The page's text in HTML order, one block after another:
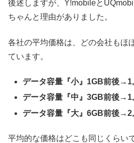
後述しますが、Y!mobileと
ちゃんと理由がありました。
各社の平均価格は、どの会社もほ
ています。
データ容量『小』1GB前後
データ容量『中』3GB前後
データ容量『大』6GB前後
平均的な価格はどこも同じくらい